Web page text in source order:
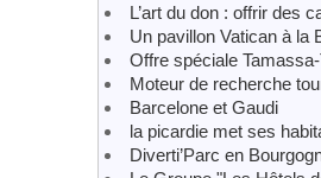
L’art du don : offrir des
Un pavillon Vatican à la
Offre spéciale
Moteur de recherche
Barcelone et Gaudi
la picardie met ses
Diverti’Parc en